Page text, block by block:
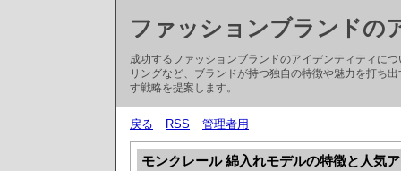
ファッションブランドの
成功するファッションブランドのアイデンティティに
リングなど、ブランドが持つ独自の特徴や魅力を打ち
す戦略を提案します。
戻る RSS 管理者用
モンクレール 綿入れモデルの特徴と人気